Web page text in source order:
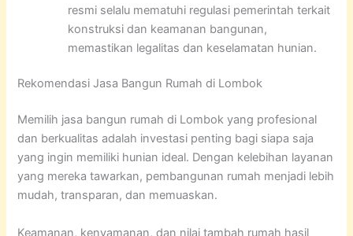
resmi selalu mematuhi regulasi pemerintah terkait
konstruksi dan keamanan bangunan,
memastikan legalitas dan keselamatan hunian.
Rekomendasi Jasa Bangun Rumah di Lombok
Memilih jasa bangun rumah di Lombok yang profesional
dan berkualitas adalah investasi penting bagi siapa saja
yang ingin memiliki hunian ideal. Dengan kelebihan layanan
yang mereka tawarkan, pembangunan rumah menjadi lebih
mudah, transparan, dan memuaskan.
Keamanan, kenyamanan, dan nilai tambah rumah hasil